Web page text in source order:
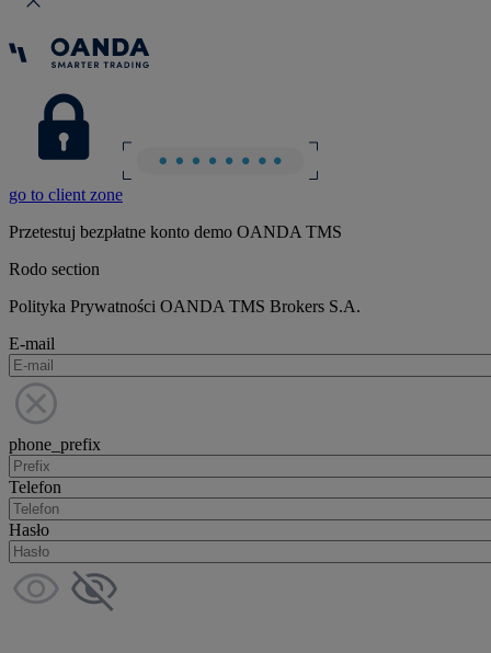
go to client zone
Przetestuj bezpłatne konto demo OANDA TMS
Rodo section
Polityka Prywatności OANDA TMS Brokers S.A.
E-mail
phone_prefix
Telefon
Hasło